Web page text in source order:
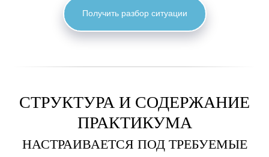
Получить разбор ситуации
СТРУКТУРА И СОДЕРЖАНИЕ
ПРАКТИКУМА
НАСТРАИВАЕТСЯ ПОД ТРЕБУЕМЫЕ